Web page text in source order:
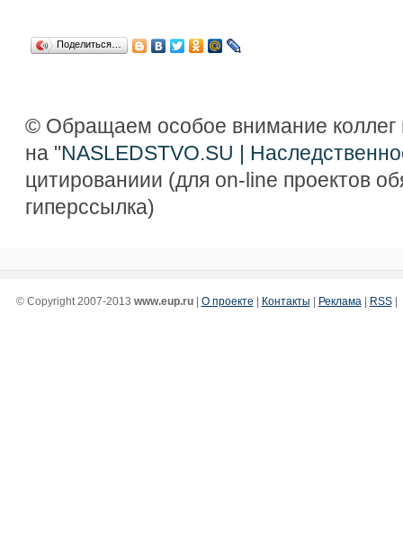
Поделиться…
© Обращаем особое внимание коллег
на "NASLEDSTVO.SU |
цитированиии (для on-line проектов
гиперссылка)
© Copyright 2007-2013 www.eup.ru| О проекте | Контакты | Реклама | RSS|